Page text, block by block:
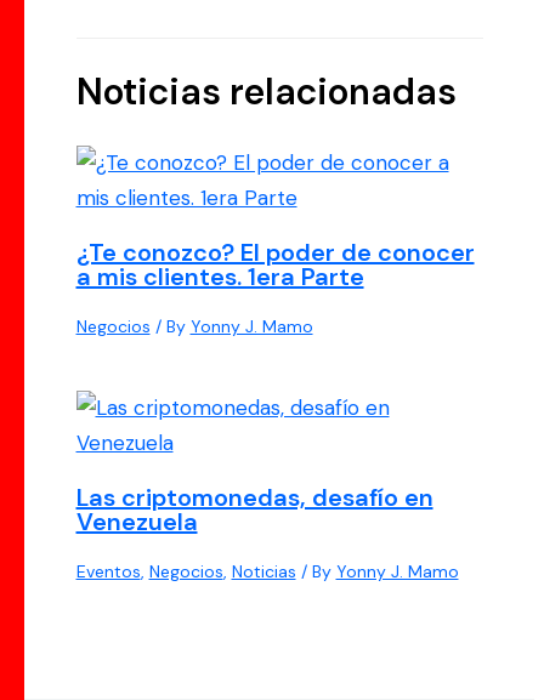
Noticias relacionadas
¿Te conozco? El poder de conocer
a mis clientes. 1era Parte
Negocios / By Yonny J. Mamo
Las criptomonedas, desafío en
Venezuela
Eventos, Negocios, Noticias / By Yonny J. Mamo